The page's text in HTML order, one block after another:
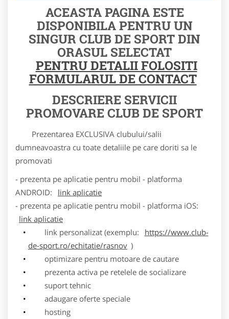
ACEASTA PAGINA ESTE
DISPONIBILA PENTRU UN
SINGUR CLUB DE SPORT DIN
ORASUL SELECTAT
PENTRU DETALII FOLOSITI
FORMULARUL DE CONTACT
DESCRIERE SERVICII
PROMOVARE CLUB DE SPORT
Prezentarea EXCLUSIVA clubului/salii
dumneavoastra cu toate detaliile pe care doriti sa le
promovati
- prezenta pe aplicatie pentru mobil - platforma
ANDROID:
link aplicatie
- prezenta pe aplicatie pentru mobil - platforma iOS:
link aplicatie
link personalizat (exemplu:
https://www.club-
de-sport.ro/echitatie/rasnov )
optimizare pentru motoare de cautare
prezenta activa pe retelele de socializare
suport tehnic
adaugare oferte speciale
hosting